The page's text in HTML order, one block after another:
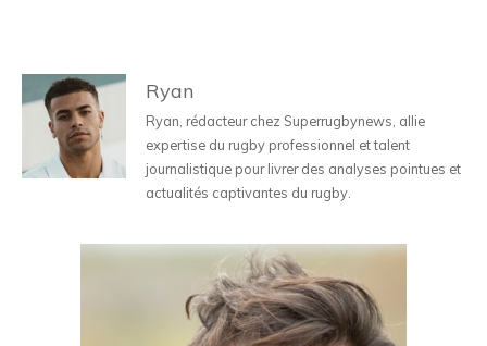
Ryan
Ryan, rédacteur chez Superrugbynews, allie
expertise du rugby professionnel et talent
journalistique pour livrer des analyses pointues et
actualités captivantes du rugby.